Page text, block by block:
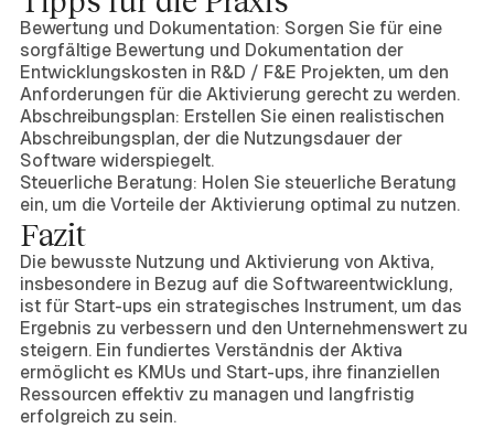
Bewertung und Dokumentation: Sorgen Sie für eine
sorgfältige Bewertung und Dokumentation der
Entwicklungskosten in R&D / F&E Projekten, um den
Anforderungen für die Aktivierung gerecht zu werden.
Abschreibungsplan: Erstellen Sie einen realistischen
Abschreibungsplan, der die Nutzungsdauer der
Software widerspiegelt.
Steuerliche Beratung: Holen Sie steuerliche Beratung
ein, um die Vorteile der Aktivierung optimal zu nutzen.
Fazit
Die bewusste Nutzung und Aktivierung von Aktiva,
insbesondere in Bezug auf die Softwareentwicklung,
ist für Start-ups ein strategisches Instrument, um das
Ergebnis zu verbessern und den Unternehmenswert zu
steigern. Ein fundiertes Verständnis der Aktiva
ermöglicht es KMUs und Start-ups, ihre finanziellen
Ressourcen effektiv zu managen und langfristig
erfolgreich zu sein.